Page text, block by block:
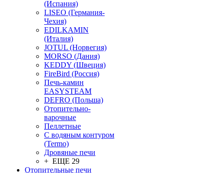
(Испания)
LISEO (Германия-
Чехия)
EDILKAMIN
(Италия)
JOTUL (Норвегия)
MORSO (Дания)
KEDDY (Швеция)
FireBird (Россия)
Печь-камин
EASYSTEAM
DEFRO (Польша)
Отопительно-
варочные
Пеллетные
С водяным контуром
(Termo)
Дровяные печи
+ ЕЩЕ 29
Отопительные печи